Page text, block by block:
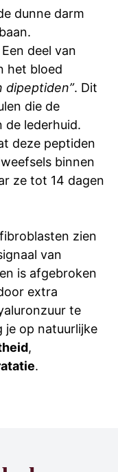
dunne darm
Een deel van
het bloed
dipeptiden”. Dit
die de
de lederhuid.
deze peptiden
binnen
ze tot 14 dagen
zien
van
is afgebroken
extra
te
je op natuurlijke
,
.